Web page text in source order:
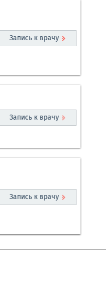
Запись к врачу
Запись к врачу
Запись к врачу